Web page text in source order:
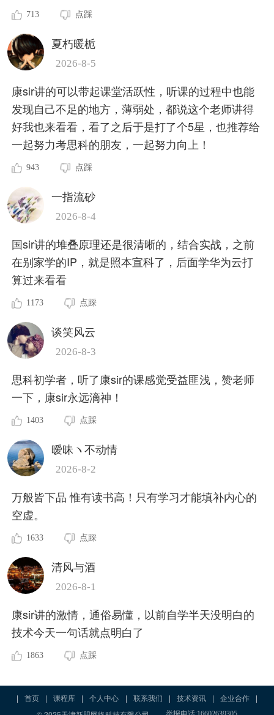
713 点踩
夏朽暖栀
2026-8-5
康sir讲的可以带起课堂活跃性，听课的过程中也能
发现自己不足的地方，薄弱处，都说这个老师讲得
好我也来看看，看了之后于是打了个5星，也推荐给
一起努力考思科的朋友，一起努力向上！
943 点踩
一指流砂
2026-8-4
国sir讲的堆叠原理还是很清晰的，结合实战，之前
在别家学的IP，就是照本宣科了，后面学华为云打
算过来看看
1173 点踩
谈笑风云
2026-8-3
思科初学者，听了康sir的课感觉受益匪浅，赞老师
一下，康sir永远滴神！
1403 点踩
暧昧ヽ不动情
2026-8-2
万般皆下品 惟有读书高！只有学习才能填补内心的
空虚。
1633 点踩
清风与酒
2026-8-1
康sir讲的激情，通俗易懂，以前自学半天没明白的
技术今天一句话就点明白了
1863 点踩
| 首页 | 课程库 | 个人中心 | 联系我们 | 技术资讯 | 企业合作
|